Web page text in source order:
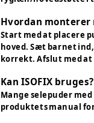
Hvordan monterer
Start med at placere
hoved. Sæt barnet
korrekt. Afslut med
Kan ISOFIX bruges?
Mange selepuder
produktets manual